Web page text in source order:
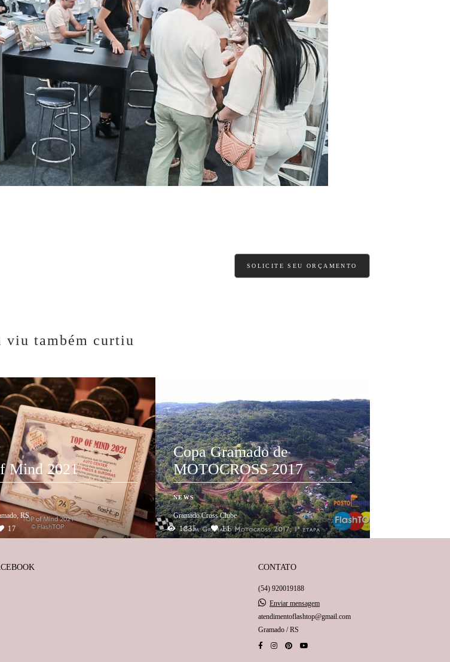
SOLICITE SEU ORÇAMENTO
viu também curtiu
Mind 2021
RS
17
Copa Gramado de
MOTOCROSS 2017
NEWS
Gramado Cross Clube
1835
11
CONTATO
(54) 920019188
Enviar mensagem
atendimentoflashtop@gmail.com
Gramado / RS